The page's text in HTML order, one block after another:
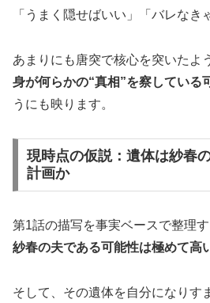
「うまく隠せばいい」「バレな
あまりにも唐突で核心を突いたよ
身が何らかの“真相”を察している
うにも映ります。
現時点の仮説：遺体は紗春
計画か
第1話の描写を事実ベースで整理す
紗春の夫である可能性は極めて高
そして、その遺体を自分になりす